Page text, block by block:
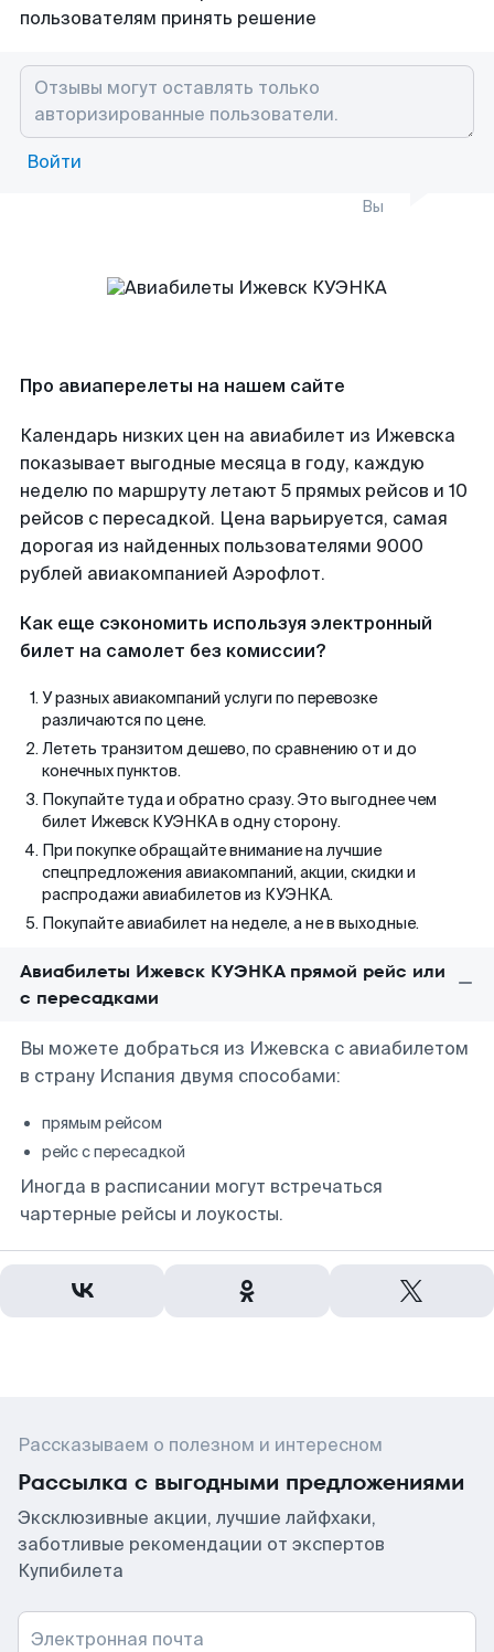
пользователям принять решение
Войти
Вы
Про авиаперелеты на нашем сайте
Календарь низких цен на авиабилет из Ижевска
показывает выгодные месяца в году, каждую
неделю по маршруту летают 5 прямых рейсов и 10
рейсов с пересадкой. Цена варьируется, самая
дорогая из найденных пользователями 9000
рублей авиакомпанией Аэрофлот.
Как еще сэкономить используя электронный
билет на самолет без комиссии?
У разных авиакомпаний услуги по перевозке
различаются по цене.
Лететь транзитом дешево, по сравнению от и до
конечных пунктов.
Покупайте туда и обратно сразу. Это выгоднее чем
билет Ижевск КУЭНКА в одну сторону.
При покупке обращайте внимание на лучшие
спецпредложения авиакомпаний, акции, скидки и
распродажи авиабилетов из КУЭНКА.
Покупайте авиабилет на неделе, а не в выходные.
Авиабилеты Ижевск КУЭНКА прямой рейс или
с пересадками
Вы можете добраться из Ижевска с авиабилетом
в страну Испания двумя способами:
прямым рейсом
рейс с пересадкой
Иногда в расписании могут встречаться
чартерные рейсы и лоукосты.
Рассказываем о полезном и интересном
Рассылка с выгодными предложениями
Эксклюзивные акции, лучшие лайфхаки,
заботливые рекомендации от экспертов
Купибилета
Электронная почта